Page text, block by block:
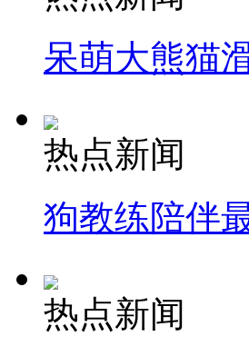
呆萌大熊猫
热点新闻
狗教练陪伴
热点新闻